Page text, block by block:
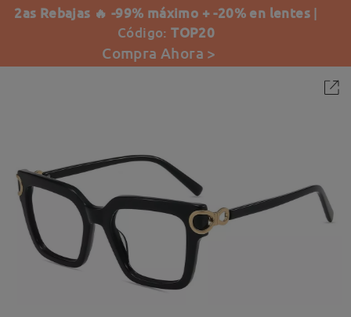
2as Rebajas 🔥 -99% máximo + -20% en lentes |
Código:TOP20
Compra Ahora >